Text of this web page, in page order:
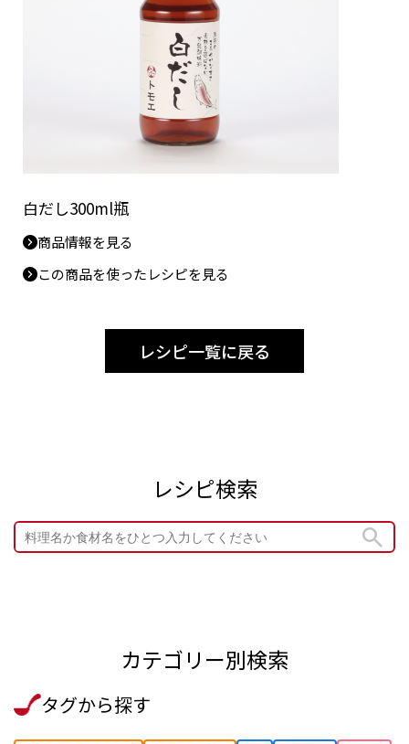
白だし300ml瓶
商品情報を見る
この商品を使ったレシピを見る
レシピ一覧に戻る
レシピ検索
カテゴリー別検索
タグから探す